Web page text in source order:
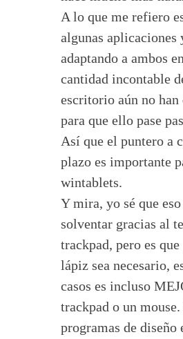
A lo que me refiero
algunas aplicaciones
adaptando a ambos
cantidad incontable
escritorio aún no
para que ello pase
Así que el puntero a
plazo es importante
wintablets.
Y mira, yo sé que eso
solventar gracias al
trackpad, pero es
lápiz sea necesario,
casos es incluso
trackpad o un
programas de diseño